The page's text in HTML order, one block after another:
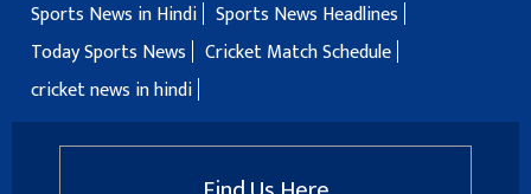
Sports News in Hindi Sports News Headlines
Today Sports News
Cricket Match Schedule
cricket news in hindi